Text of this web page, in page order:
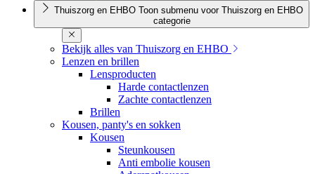
Thuiszorg en EHBO Toon submenu voor Thuiszorg en EHBO
categorie
Bekijk alles van Thuiszorg en EHBO
Lenzen en brillen
Lensproducten
Harde contactlenzen
Zachte contactlenzen
Brillen
Kousen, panty's en sokken
Kousen
Steunkousen
Anti embolie kousen